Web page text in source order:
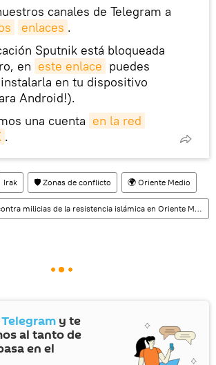
canales de Telegram a
enlaces .
Sputnik está bloqueada
en este enlace puedes
en tu dispositivo
Android!).
una cuenta en la red
.
Irak 🛡️ Zonas de conflicto 🌍 Oriente Medio
📰 Ataques de EEUU contra milicias de la resistencia islámica en Oriente Medio (2024)
Telegram y te
al tanto de
en el